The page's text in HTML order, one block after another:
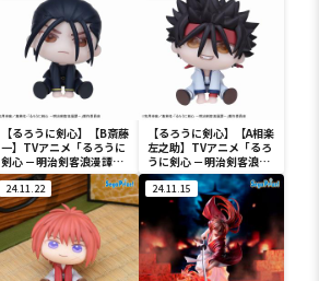
【るろうに剣心】【B斎藤
一】TVアニメ「るろうに
剣心 －明治剣客浪漫譚
－」きゅるみー ミニフ
ィギュア“相楽左之助・斎
藤一”（EX）
【るろうに剣心】【A相楽
左之助】TVアニメ「るろ
うに剣心 －明治剣客浪漫
譚－」きゅるみー ミニ
フィギュア“相楽左之助・
斎藤一”（EX）
24.11.22 24.11.15